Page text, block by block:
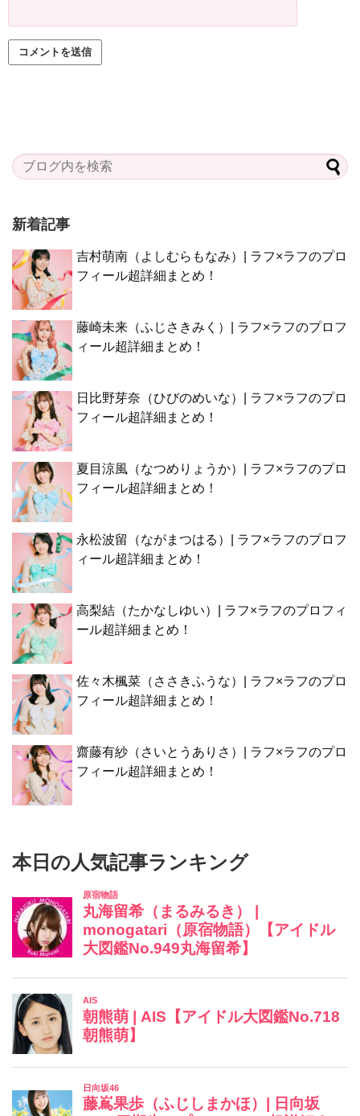
新着記事
吉村萌南（よしむらもなみ）| ラフ×ラフのプロ
フィール超詳細まとめ！
藤崎未来（ふじさきみく）| ラフ×ラフのプロフ
ィール超詳細まとめ！
日比野芽奈（ひびのめいな）| ラフ×ラフのプロ
フィール超詳細まとめ！
夏目涼風（なつめりょうか）| ラフ×ラフのプロ
フィール超詳細まとめ！
永松波留（ながまつはる）| ラフ×ラフのプロフ
ィール超詳細まとめ！
高梨結（たかなしゆい）| ラフ×ラフのプロフィ
ール超詳細まとめ！
佐々木楓菜（ささきふうな）| ラフ×ラフのプロ
フィール超詳細まとめ！
齋藤有紗（さいとうありさ）| ラフ×ラフのプロ
フィール超詳細まとめ！
本日の人気記事ランキング